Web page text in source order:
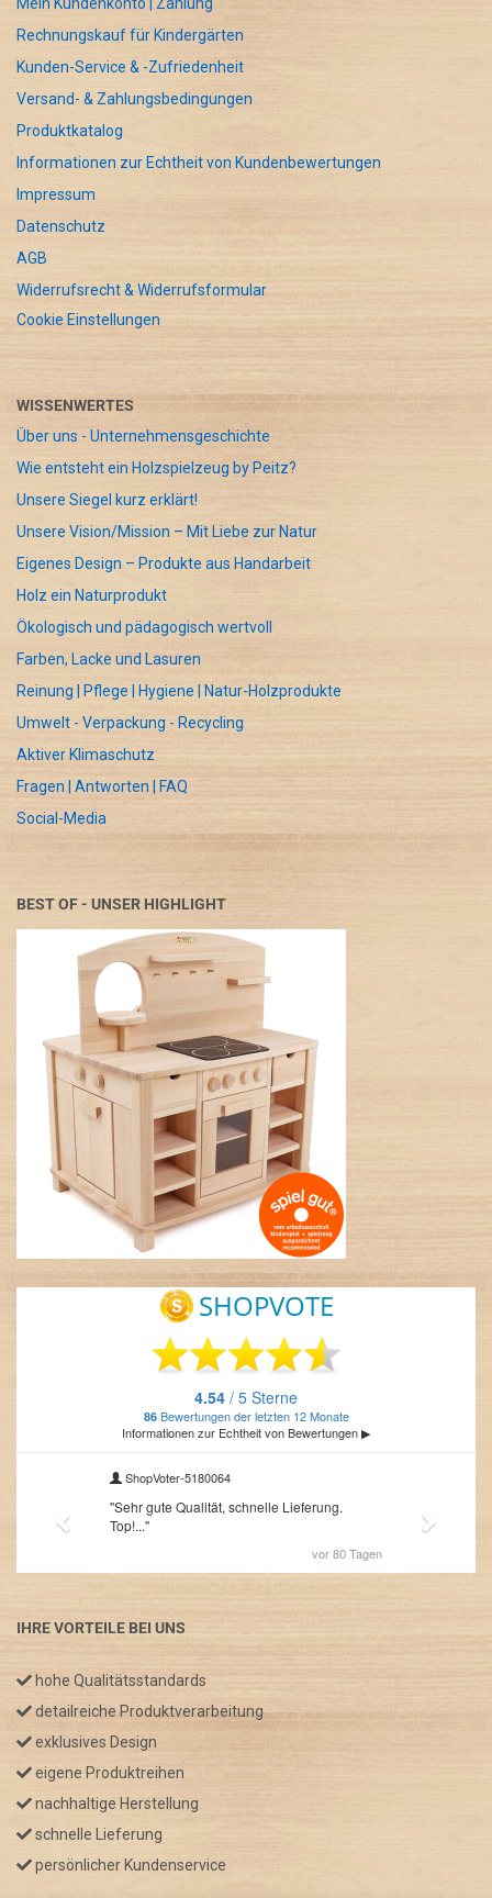
Mein Kundenkonto | Zahlung
Rechnungskauf für Kindergärten
Kunden-Service & -Zufriedenheit
Versand- & Zahlungsbedingungen
Produktkatalog
Informationen zur Echtheit von Kundenbewertungen
Impressum
Datenschutz
AGB
Widerrufsrecht & Widerrufsformular
Cookie Einstellungen
WISSENWERTES
Über uns - Unternehmensgeschichte
Wie entsteht ein Holzspielzeug by Peitz?
Unsere Siegel kurz erklärt!
Unsere Vision/Mission – Mit Liebe zur Natur
Eigenes Design – Produkte aus Handarbeit
Holz ein Naturprodukt
Ökologisch und pädagogisch wertvoll
Farben, Lacke und Lasuren
Reinung | Pflege | Hygiene | Natur-Holzprodukte
Umwelt - Verpackung - Recycling
Aktiver Klimaschutz
Fragen | Antworten | FAQ
Social-Media
BEST OF - UNSER HIGHLIGHT
IHRE VORTEILE BEI UNS
hohe Qualitätsstandards
detailreiche Produktverarbeitung
exklusives Design
eigene Produktreihen
nachhaltige Herstellung
schnelle Lieferung
persönlicher Kundenservice